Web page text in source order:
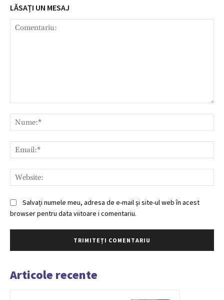
LĂSAȚI UN MESAJ
Salvați numele meu, adresa de e-mail și site-ul web în acest
browser pentru data viitoare i comentariu.
Articole recente